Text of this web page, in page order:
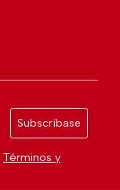
Subscríbase
Términos y